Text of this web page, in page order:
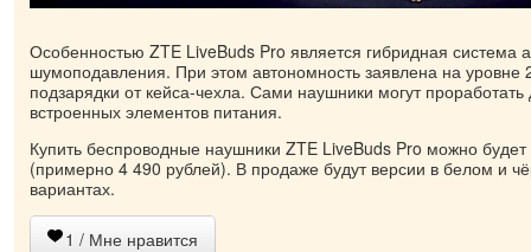
Особенностью ZTE LiveBuds Pro является гибридная система
шумоподавления. При этом автономность заявлена на уровне
подзарядки от кейса-чехла. Сами наушники могут проработать
встроенных элементов питания.
Купить беспроводные наушники ZTE LiveBuds Pro можно
(примерно 4 490 рублей). В продаже будут версии в белом и
вариантах.
1 / Мне нравится